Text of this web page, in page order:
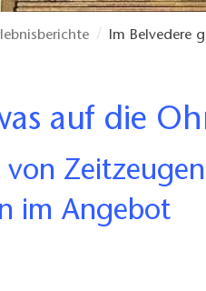
Im Belvedere
auf die
im Angebot